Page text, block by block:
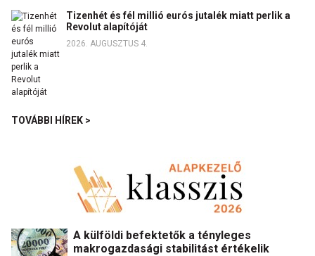
Tizenhét és fél millió eurós jutalék miatt perlik a
Revolut alapítóját
2026. AUGUSZTUS 4.
TOVÁBBI HÍREK >
A külföldi befektetők a tényleges
makrogazdasági stabilitást értékelik